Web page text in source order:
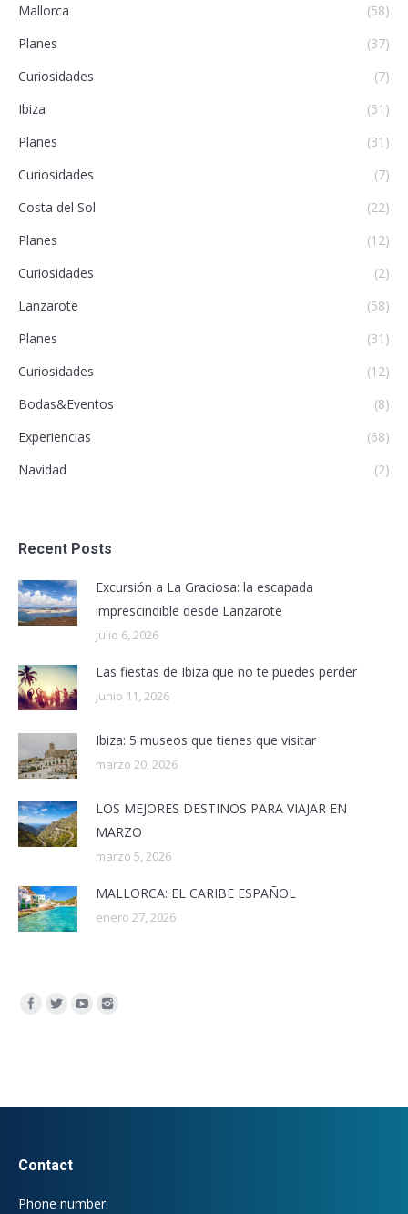
Mallorca
(58)
Planes
(37)
Curiosidades
(7)
Ibiza
(51)
Planes
(31)
Curiosidades
(7)
Costa del Sol
(22)
Planes
(12)
Curiosidades
(2)
Lanzarote
(58)
Planes
(31)
Curiosidades
(12)
Bodas&Eventos
(8)
Experiencias
(68)
Navidad
(2)
Recent Posts
Excursión a La Graciosa: la escapada
imprescindible desde Lanzarote
julio 6, 2026
Las fiestas de Ibiza que no te puedes perder
junio 11, 2026
Ibiza: 5 museos que tienes que visitar
marzo 20, 2026
LOS MEJORES DESTINOS PARA VIAJAR EN
MARZO
marzo 5, 2026
MALLORCA: EL CARIBE ESPAÑOL
enero 27, 2026
Encuéntranos en:
Contact
Phone number: